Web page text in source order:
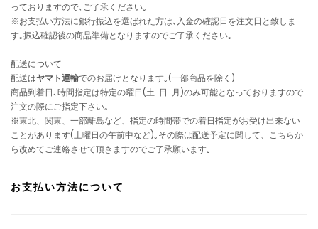
っておりますので､ご了承ください｡
※お支払い方法に銀行振込を選ばれた方は､入金の確認日を注文日と致しま
す｡振込確認後の商品準備となりますのでご了承ください｡
配送について
配送はヤマト運輸でのお届けとなります｡(一部商品を除く)
商品到着日､時間指定は特定の曜日(土･日･月)のみ可能となっておりますので
注文の際にご指定下さい｡
※東北、関東、一部離島など、指定の時間帯での着日指定がお受け出来ない
ことがあります(土曜日の午前中など)｡その際は配送予定に関して、こちらか
ら改めてご連絡させて頂きますのでご了承願います｡
お支払い方法について